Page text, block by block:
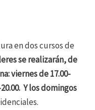
en dos cursos de
se realizarán, de
viernes de 17.00-
20.00. Y los domingos